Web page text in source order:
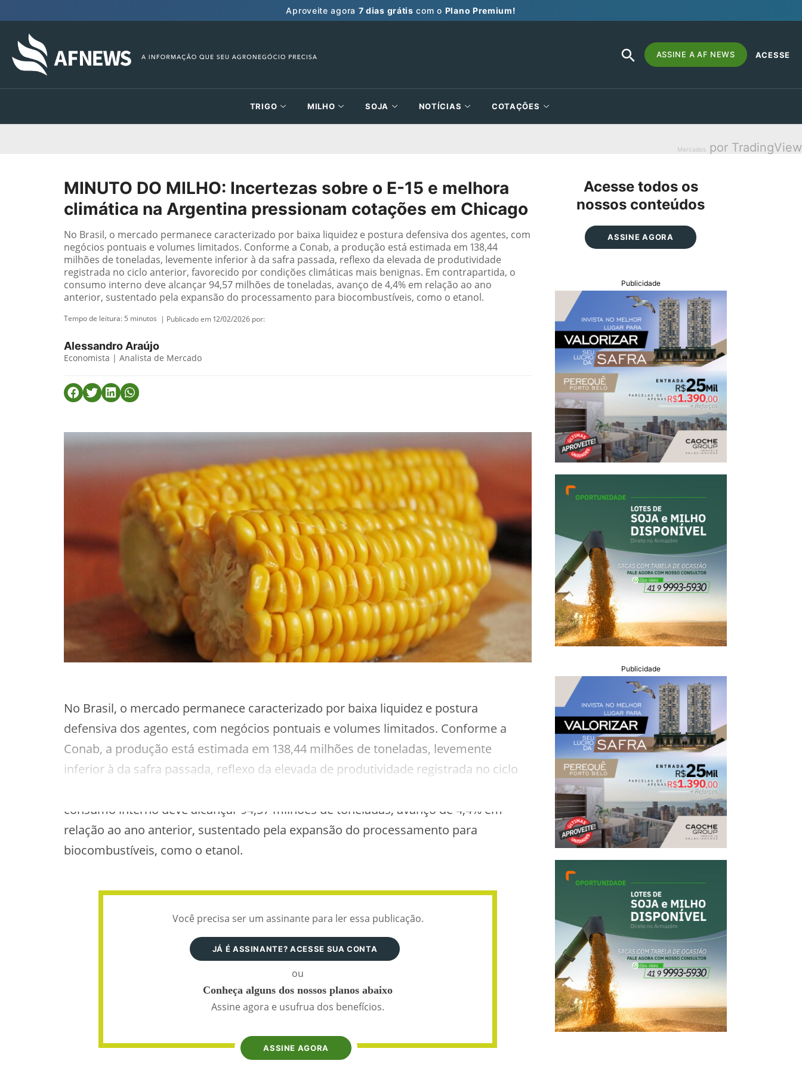
Aproveite agora 7 dias grátis com o Plano Premium!
Search
for:
SEARCH
BUTTON
ASSINE A AF NEWS ACESSE
TRIGO MILHO SOJA NOTÍCIAS COTAÇÕES
Mercados por TradingView
MINUTO DO MILHO: Incertezas sobre o E-15 e melhora
climática na Argentina pressionam cotações em Chicago
No Brasil, o mercado permanece caracterizado por baixa liquidez e postura defensiva dos agentes, com
negócios pontuais e volumes limitados. Conforme a Conab, a produção está estimada em 138,44
milhões de toneladas, levemente inferior à da safra passada, reflexo da elevada de produtividade
registrada no ciclo anterior, favorecido por condições climáticas mais benignas. Em contrapartida, o
consumo interno deve alcançar 94,57 milhões de toneladas, avanço de 4,4% em relação ao ano
anterior, sustentado pela expansão do processamento para biocombustíveis, como o etanol.
Tempo de leitura: 5 minutos | Publicado em 12/02/2026 por:
Alessandro Araújo
Economista | Analista de Mercado
No Brasil, o mercado permanece caracterizado por baixa liquidez e postura
defensiva dos agentes, com negócios pontuais e volumes limitados. Conforme a
Conab, a produção está estimada em 138,44 milhões de toneladas, levemente
inferior à da safra passada, reflexo da elevada de produtividade registrada no ciclo
consumo interno deve alcançar 94,57 milhões de toneladas, avanço de 4,4% em
relação ao ano anterior, sustentado pela expansão do processamento para
biocombustíveis, como o etanol.
Você precisa ser um assinante para ler essa publicação.
JÁ É ASSINANTE? ACESSE SUA CONTA
ou
Conheça alguns dos nossos planos abaixo
Assine agora e usufrua dos benefícios.
ASSINE AGORA
Acesse todos os
nossos conteúdos
ASSINE AGORA
Publicidade
Publicidade